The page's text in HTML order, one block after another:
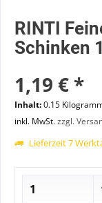
RINTI
Schinken
1,19 € *
Inhalt:0.15
inkl. MwSt.zzgl.
Lieferzeit 7